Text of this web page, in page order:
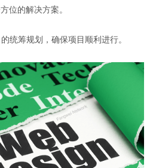
位的解决方案。
统筹规划，确保项目顺利进行。